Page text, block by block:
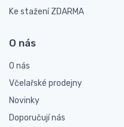
Ke stažení ZDARMA
O nás
O nás
Včelařské prodejny
Novinky
Doporučují nás